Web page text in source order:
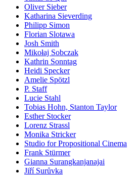
Oliver Sieber
Katharina Sieverding
Philipp Simon
Florian Slotawa
Josh Smith
Mikołaj Sobczak
Kathrin Sonntag
Heidi Specker
Amelie Spötzl
P. Staff
Lucie Stahl
Tobias Hohn, Stanton Taylor
Esther Stocker
Lorenz Strassl
Monika Stricker
Studio for Propositional Cinema
Frank Stürmer
Gianna Surangkanjanajai
Jiří Surůvka